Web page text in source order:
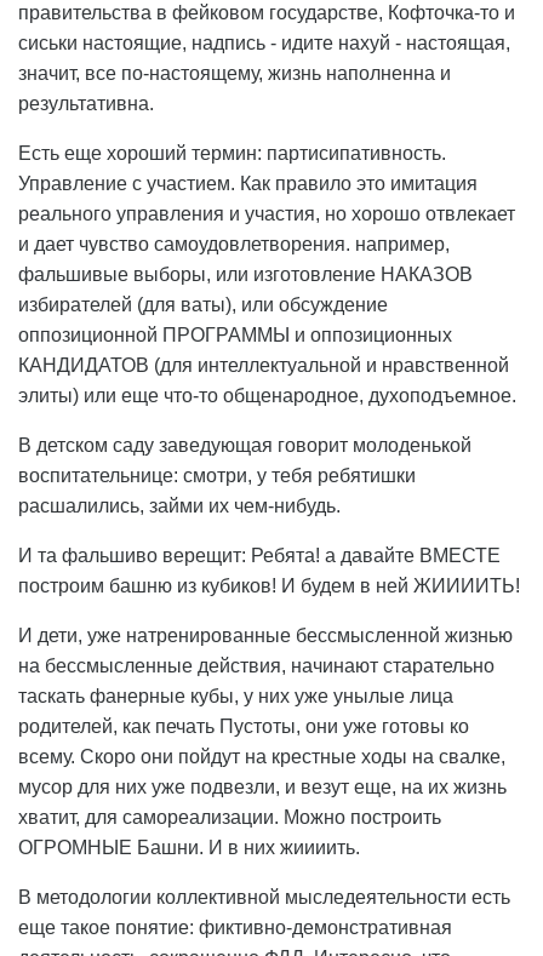
правительства в фейковом государстве, Кофточка-то и
сиськи настоящие, надпись - идите нахуй - настоящая,
значит, все по-настоящему, жизнь наполненна и
результативна.
Есть еще хороший термин: партисипативность.
Управление с участием. Как правило это имитация
реального управления и участия, но хорошо отвлекает
и дает чувство самоудовлетворения. например,
фальшивые выборы, или изготовление НАКАЗОВ
избирателей (для ваты), или обсуждение
оппозиционной ПРОГРАММЫ и оппозиционных
КАНДИДАТОВ (для интеллектуальной и нравственной
элиты) или еще что-то общенародное, духоподъемное.
В детском саду заведующая говорит молоденькой
воспитательнице: смотри, у тебя ребятишки
расшалились, займи их чем-нибудь.
И та фальшиво верещит: Ребята! а давайте ВМЕСТЕ
построим башню из кубиков! И будем в ней ЖИИИИТЬ!
И дети, уже натренированные бессмысленной жизнью
на бессмысленные действия, начинают старательно
таскать фанерные кубы, у них уже унылые лица
родителей, как печать Пустоты, они уже готовы ко
всему. Скоро они пойдут на крестные ходы на свалке,
мусор для них уже подвезли, и везут еще, на их жизнь
хватит, для самореализации. Можно построить
ОГРОМНЫЕ Башни. И в них жиииить.
В методологии коллективной мыследеятельности есть
еще такое понятие: фиктивно-демонстративная